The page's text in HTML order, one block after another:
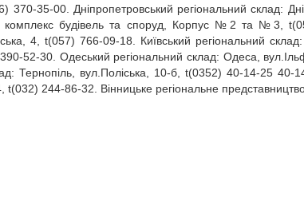
370‑35‑00. Дніпропетровський регіональний склад:
комплекс будівель та споруд, Корпус №2 та №3,
4, t(057) 766‑09‑18. Київський регіональний склад:
Одеський регіональний склад: Одеса,
Тернопіль, вул.Поліська, 10‑б, t(0352) 40‑14‑25
244‑86‑32. Вінницьке регіональне